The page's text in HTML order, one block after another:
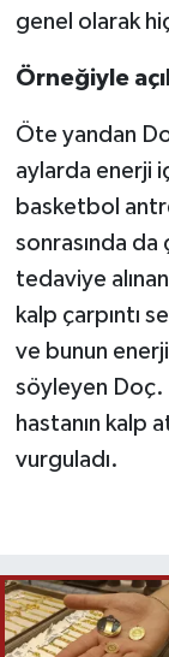
genel olarak
Örneğiyle
Öte yandan
aylarda enerji
basketbol
sonrasında da
tedaviye
kalp çarpıntı
ve bunun
söyleyen Doç.
hastanın kalp
vurguladı.